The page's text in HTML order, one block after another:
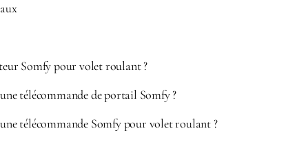
Somfy pour volet roulant ?
télécommande de portail Somfy ?
télécommande Somfy pour volet roulant ?